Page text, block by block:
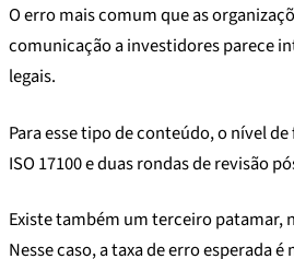
O erro mais comum que as
comunicação a investidores parece
legais.
Para esse tipo de conteúdo, o nível
ISO 17100 e duas rondas de revisão
Existe também um terceiro patamar,
Nesse caso, a taxa de erro esperada